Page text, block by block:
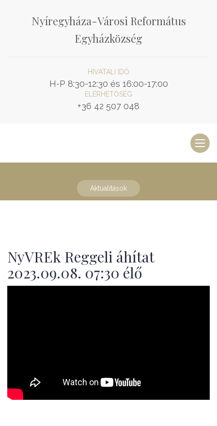
Nyíregyháza-Városi Református
Egyházközség
HIVATALI IDŐ
H-P 8:30-12:30 és 16:00-17:00
ELÉRHETŐSÉG
+36 42 507 048
Aktualitások
NyVREk Reggeli áhítat
2023.09.08. 07:30 élő